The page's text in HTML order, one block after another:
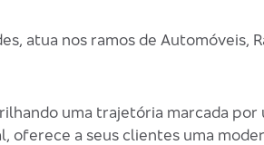
atua nos ramos de Automóveis,
uma trajetória marcada
a seus clientes uma